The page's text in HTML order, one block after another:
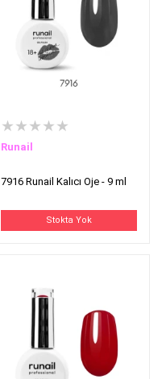
★★★★★
Runail
7916 Runail Kalıcı Oje - 9 ml
Stokta Yok